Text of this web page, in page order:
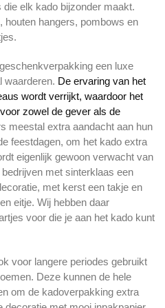
elk kado bijzonder maakt.
houten hangers, pombows en
een luxe
waarderen. De ervaring van het
wordt verrijkt, waardoor het
zowel de gever als de
meestal extra aandacht aan hun
feestdagen, om het kado extra
eigenlijk gewoon verwacht van
met sinterklaas een
met kerst een takje en
eitje. Wij hebben daar
voor die je aan het kado kunt
voor langere periodes gebruikt
Deze kunnen de hele
om de kadoverpakking extra